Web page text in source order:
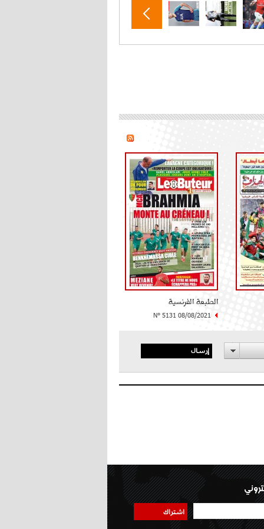
الطبعة الفرنسية
N° 5131 08/08/2021
إرسال
اشتراك